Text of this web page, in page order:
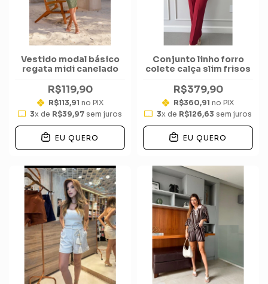
Vestido modal básico
regata midi canelado
R$119,90
R$113,91 no PIX
3x de R$39,97 sem juros
EU QUERO
Conjunto linho forro
colete calça slim frisos
R$379,90
R$360,91 no PIX
3x de R$126,63 sem juros
EU QUERO